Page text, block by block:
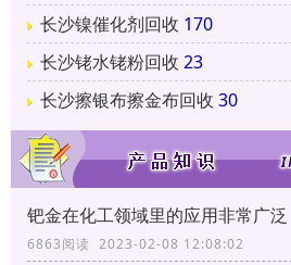
长沙镍催化剂回收 170
长沙铑水铑粉回收 23
长沙擦银布擦金布回收 30
钯金在化工领域里的应用非常广泛
6863阅读 2023-02-08 12:08:02